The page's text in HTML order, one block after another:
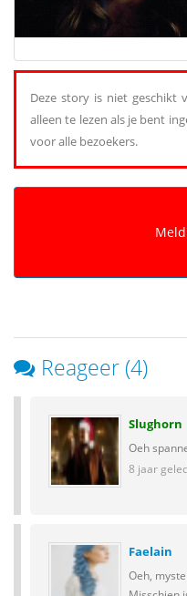
Deze story is niet geschikt
alleen te lezen als je bent
voor alle bezoekers.
Reageer (4)
Slughorn
Oeh
8 jaar
Faelain
Oeh,